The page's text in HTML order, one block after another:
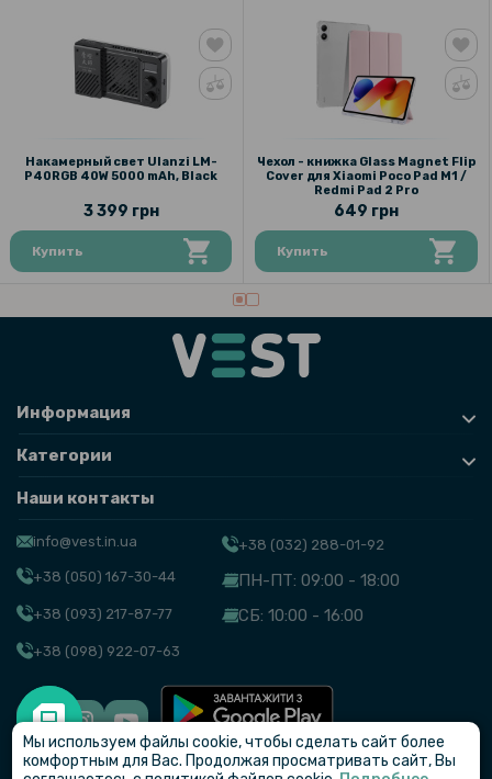
Накамерный свет Ulanzi LM-
P40RGB 40W 5000 mAh, Black
3 399 грн
Купить
Чехол - книжка Glass Magnet Flip
Cover для Xiaomi Poco Pad M1 /
Redmi Pad 2 Pro
649 грн
Купить
Информация
Категории
Наши контакты
info@vest.in.ua
+38 (050) 167-30-44
+38 (093) 217-87-77
+38 (098) 922-07-63
+38 (032) 288-01-92
ПН-ПТ: 09:00 - 18:00
СБ: 10:00 - 16:00
© VEST
Мы используем файлы cookie, чтобы сделать сайт более
комфортным для Вас. Продолжая просматривать сайт, Вы